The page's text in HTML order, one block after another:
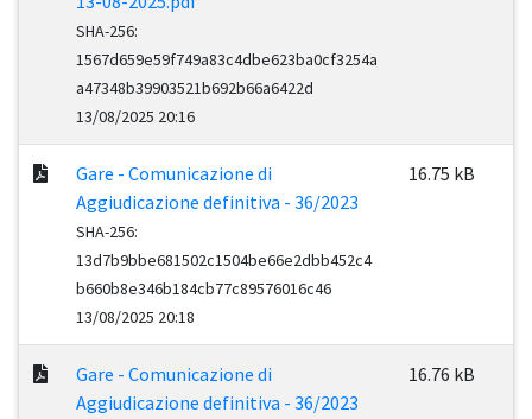
SHA-256:
1567d659e59f749a83c4dbe623ba0cf3254a
a47348b39903521b692b66a6422d
13/08/2025 20:16
Gare - Comunicazione di
Aggiudicazione definitiva - 36/2023
SHA-256:
13d7b9bbe681502c1504be66e2dbb452c4
b660b8e346b184cb77c89576016c46
13/08/2025 20:18
16.75 kB
Gare - Comunicazione di
Aggiudicazione definitiva - 36/2023
16.76 kB